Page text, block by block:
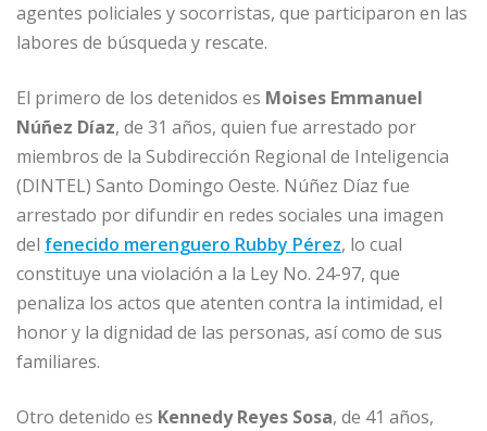
agentes policiales y socorristas, que participaron en las
labores de búsqueda y rescate.
El primero de los detenidos es Moises Emmanuel
Núñez Díaz, de 31 años, quien fue arrestado por
miembros de la Subdirección Regional de Inteligencia
(DINTEL) Santo Domingo Oeste. Núñez Díaz fue
arrestado por difundir en redes sociales una imagen
del fenecido merenguero Rubby Pérez, lo cual
constituye una violación a la Ley No. 24-97, que
penaliza los actos que atenten contra la intimidad, el
honor y la dignidad de las personas, así como de sus
familiares.
Otro detenido es Kennedy Reyes Sosa, de 41 años,